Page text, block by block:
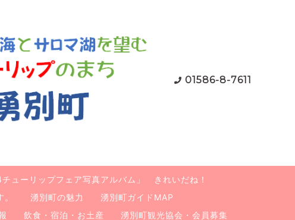
01586-8-7611
チューリップフェア写真アルバム」 きれいだね！
湧別町の魅力
湧別町ガイドMAP
飲食・宿泊・お土産 湧別町観光協会・会員募集